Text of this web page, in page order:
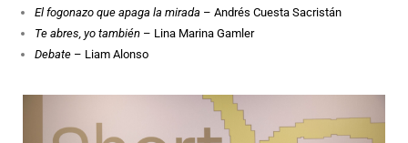
El fogonazo que apaga la mirada – Andrés Cuesta Sacristán
Te abres, yo también – Lina Marina Gamler
Debate– Liam Alonso